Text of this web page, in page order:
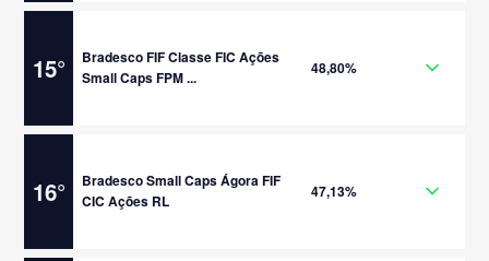
15°
Bradesco FIF Classe FIC Ações
Small Caps FPM ...
48,80%
16°
Bradesco Small Caps Ágora FIF
CIC Ações RL
47,13%